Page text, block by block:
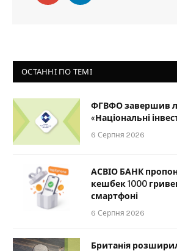
ОСТАННІ ПО ТЕМІ
ФГВФО завершив
«Національні
6 Серпня 2026
АСВІО БАНК
кешбек 1000
смартфоні
6 Серпня 2026
Британія